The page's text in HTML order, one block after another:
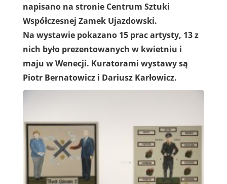
napisano na stronie Centrum Sztuki
Współczesnej Zamek Ujazdowski.
Na wystawie pokazano 15 prac artysty, 13 z
nich było prezentowanych w kwietniu i
maju w Wenecji. Kuratorami wystawy są
Piotr Bernatowicz i Dariusz Karłowicz.